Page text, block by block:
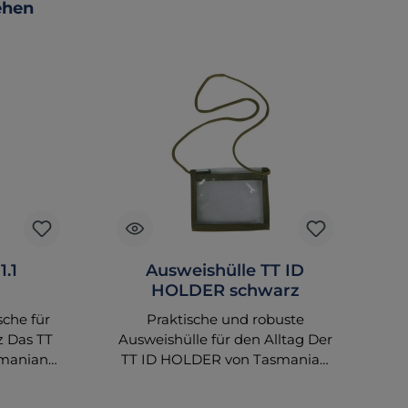
für
TT
Ausweishülle TT ID
HOLDER schwarz
Praktische und robuste
Ausweishülle für den Alltag Der
TT ID HOLDER von Tasmanian